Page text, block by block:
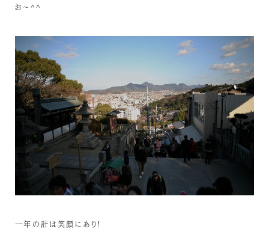
お～^^
一年の計は笑顔にあり！